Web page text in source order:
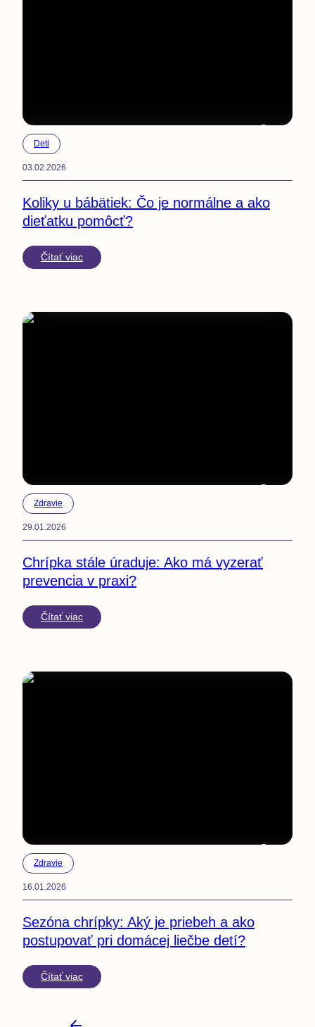
03.02.2026
Deti
Koliky u bábätiek: Čo je normálne a ako
dieťatku pomôcť?
Čítať viac
29.01.2026
Zdravie
Chrípka stále úraduje: Ako má vyzerať
prevencia v praxi?
Čítať viac
16.01.2026
Zdravie
Sezóna chrípky: Aký je priebeh a ako
postupovať pri domácej liečbe detí?
Čítať viac